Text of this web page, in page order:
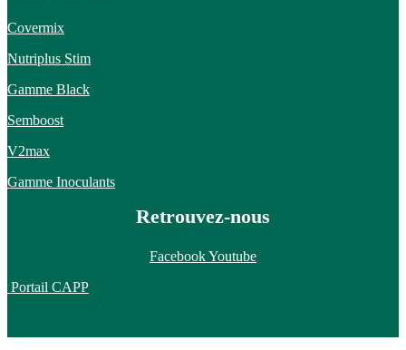
Covermix
Nutriplus Stim
Gamme Black
Semboost
V2max
Gamme Inoculants
Retrouvez-nous
FacebookYoutube
Portail CAPP